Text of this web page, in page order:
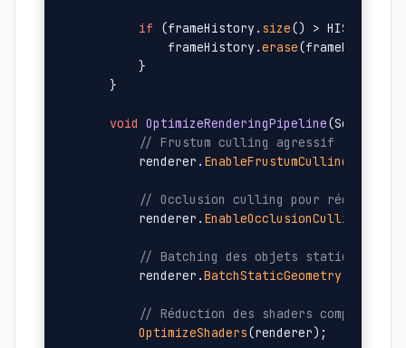
if (frameHistory. size() >
            frameHistory.
erase(frameHistory.
        }
    }
void OptimizeRenderingPipeline
// Frustum culling agressif
        renderer.
EnableFrustumCulling
// Occlusion culling pour réduire les
        renderer.
EnableOcclusionCulling
// Batching des objets statiques
        renderer.
BatchStaticGeometry
// Réduction des shaders complexes
OptimizeShaders(renderer);